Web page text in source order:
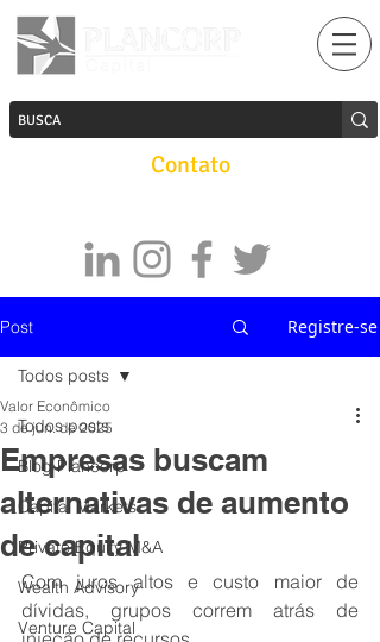
Contato
Post Registre-se
Todos posts
Blog Plancorp
Capital Markets
Private Equity M&A
Wealth Advisory
Venture Capital
Todos posts
Empresas buscam
alternativas de aumento
de capital
Valor Econômico
3 de jun. de 2025
Com juros altos e custo maior de
dívidas, grupos correm atrás de